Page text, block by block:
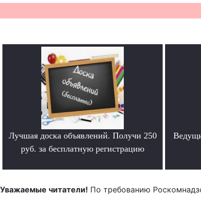
Лучшая доска объявлений. Получи 250
руб. за бесплатную регистрацию
Уважаемые читатели! По требованию